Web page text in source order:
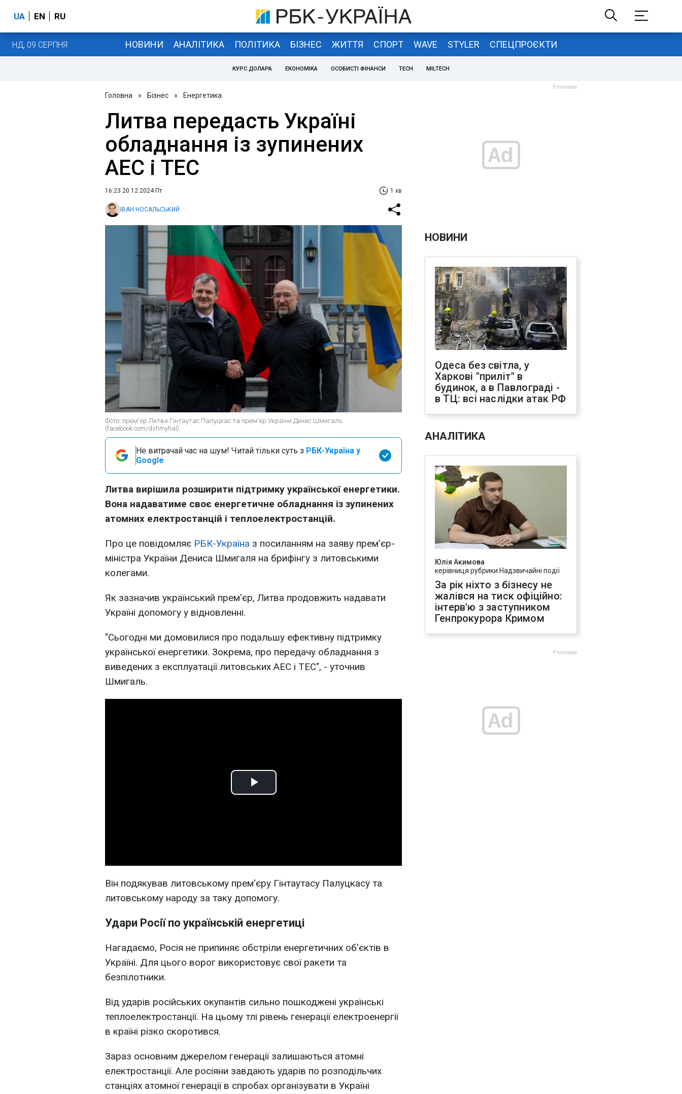
UA EN RU
НД, 09 СЕРПНЯ НОВИНИ АНАЛІТИКА ПОЛІТИКА БІЗНЕС ЖИТТЯ СПОРТ WAVE STYLER СПЕЦПРОЄКТИ
КУРС ДОЛАРА ЕКОНОМІКА ОСОБИСТІ ФІНАНСИ TECH MILTECH
Головна » Бізнес » Енергетика
Литва передасть Україні
обладнання із зупинених
АЕС і ТЕС
16:23 20.12.2024 Пт 1 хв
ІВАН НОСАЛЬСЬКИЙ
Фото: прем'єр Литви Гінтаутас Палуцкас та прем'єр України Денис Шмигаль
(facebook.com/dshmyhal)
Не витрачай час на шум! Читай тільки суть з РБК-Україна у
Google
Литва вирішила розширити підтримку української енергетики.
Вона надаватиме своє енергетичне обладнання із зупинених
атомних електростанцій і теплоелектростанцій.
Про це повідомляє РБК-Україна з посиланням на заяву прем'єр-
міністра України Дениса Шмигаля на брифінгу з литовськими
колегами.
Як зазначив український прем'єр, Литва продовжить надавати
Україні допомогу у відновленні.
"Сьогодні ми домовилися про подальшу ефективну підтримку
української енергетики. Зокрема, про передачу обладнання з
виведених з експлуатації литовських АЕС і ТЕС", - уточнив
Шмигаль.
Play
Він подякував литовському прем'єру Гінтаутасу Палуцкасу та
литовському народу за таку допомогу.
Удари Росії по українській енергетиці
Нагадаємо, Росія не припиняє обстріли енергетичних об'єктів в
Україні. Для цього ворог використовує свої ракети та
безпілотники.
Від ударів російських окупантів сильно пошкоджені українські
теплоелектростанції. На цьому тлі рівень генерації електроенергії
в країні різко скоротився.
Зараз основним джерелом генерації залишаються атомні
електростанції. Але росіяни завдають ударів по розподільчих
станціях атомної генерації в спробах організувати в Україні
НОВИНИ
Одеса без світла, у
Харкові "приліт" в
будинок, а в Павлограді -
в ТЦ: всі наслідки атак РФ
АНАЛІТИКА
Юлія Акимова
керівниця рубрики Надзвичайні події
За рік ніхто з бізнесу не
жалівся на тиск офіційно:
інтерв'ю з заступником
Генпрокурора Кримом